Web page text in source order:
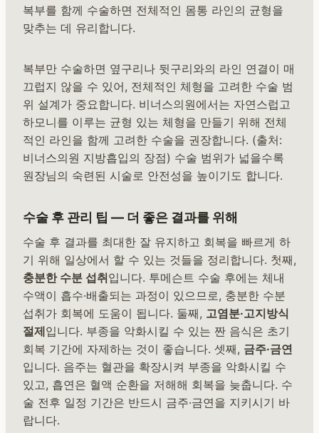
복부를 함께 수술하면 전체적인 몸통 라인의 균형을
맞추는 데 유리합니다.
복부만 수술하면 옆구리나 뒷구리와의 라인 연결이 매
끄럽지 않을 수 있어, 전체적인 체형을 고려한 수술 범
위 설계가 중요합니다. 비너스의원에서는 자연스럽고
하모니를 이루는 균형 있는 체형을 만들기 위해 전체
적인 라인을 함께 고려한 수술을 권장합니다. (출처:
비너스의원 지방흡입의 장점) 수술 범위가 넓을수록
원장님의 숙련된 시술로 안전성을 높이기도 합니다.
수술 후 관리 팁 — 더 좋은 결과를 위해
수술 후 결과를 최대한 잘 유지하고 회복을 빠르게 하
기 위해 일상에서 할 수 있는 것들을 정리합니다. 첫째,
충분한 수분 섭취입니다. 투메슨트 수술 후에는 체내
수액이 흡수·배출되는 과정이 있으므로, 충분한 수분
섭취가 회복에 도움이 됩니다. 둘째, 고염분·고지방식
절제입니다. 부종을 악화시킬 수 있는 짠 음식은 초기
회복 기간에 자제하는 것이 좋습니다. 셋째, 금주·금연
입니다. 음주는 혈관을 확장시켜 부종을 악화시킬 수
있고, 흡연은 혈액 순환을 저해해 회복을 늦춥니다. 수
술 전후 일정 기간은 반드시 금주·금연을 지키시기 바
랍니다.